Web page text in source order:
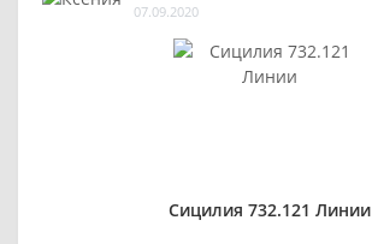
07.09.2020
Сицилия 732.121 Линии